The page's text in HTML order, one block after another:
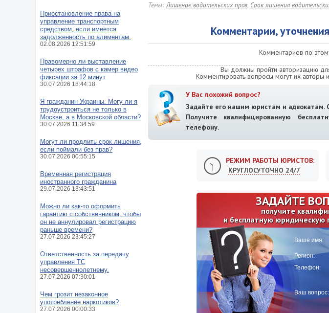
Темы:Лишение водительских прав, Срок лишения
Комментарии,
Комментариев по
Вы должны пройти авторизацию
Комментировать вопросы могут их авторы
У Вас похожий вопрос?
Задайте его нашим юристам и адвокатам.
Получите квалифицированную
телефону.
РЕЖИМ РАБОТЫ ЮРИСТОВ:
КРУГЛОСУТОЧНО 24/7
ЗАДАЙТЕ
получите
и бесплатную
Ваше имя:
Регион:
Телефон:
Ваш вопрос:
Приостановление права на
управление транспортным
средством, если имеется
задолженность по алиментам.
02.08.2026 12:51:59
Правомерно ли выставление
четырех штрафов с камер видео
фиксации за 12 минут
30.07.2026 18:44:18
Я гражданин Украины. Могу ли я
трудоустроиться не только в
Москве, а в Московской области?
30.07.2026 11:34:59
Могут ли продлить срок лишения,
если поймали без прав?
30.07.2026 00:55:15
Временная регистрация
иностранного гражданина
29.07.2026 13:43:51
Можно ли как-то оформить
гарантию с собственником, чтобы
он не аннулировал регистрацию
раньше времени?
27.07.2026 23:45:27
Ответственность за передачу
управления ТС
несовершеннолетнему.
27.07.2026 07:30:01
Чем грозит незаконное
употребление наркотиков?
27.07.2026 00:00:33